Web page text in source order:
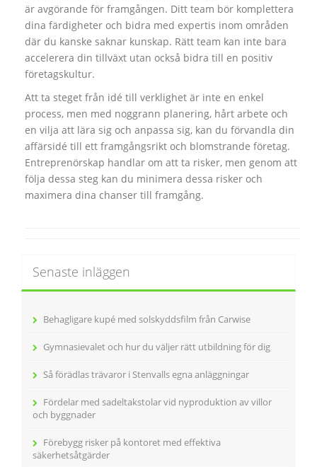
är avgörande för framgången. Ditt team bör komplettera
dina färdigheter och bidra med expertis inom områden
där du kanske saknar kunskap. Rätt team kan inte bara
accelerera din tillväxt utan också bidra till en positiv
företagskultur.
Att ta steget från idé till verklighet är inte en enkel
process, men med noggrann planering, hårt arbete och
en vilja att lära sig och anpassa sig, kan du förvandla din
affärsidé till ett framgångsrikt och blomstrande företag.
Entreprenörskap handlar om att ta risker, men genom att
följa dessa steg kan du minimera dessa risker och
maximera dina chanser till framgång.
Senaste inläggen
Behagligare kupé med solskyddsfilm från Carwise
Gymnasievalet och hur du väljer rätt utbildning för dig
Så förädlas trävaror i Stenvalls egna anläggningar
Fördelar med sadeltakstolar vid nyproduktion av villor
och byggnader
Förebygg risker på kontoret med effektiva
säkerhetsåtgärder